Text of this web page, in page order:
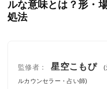
ルな意味とは？形・
処法
監修者： 星空こもぴ
(
ルカウンセラー・占い師)